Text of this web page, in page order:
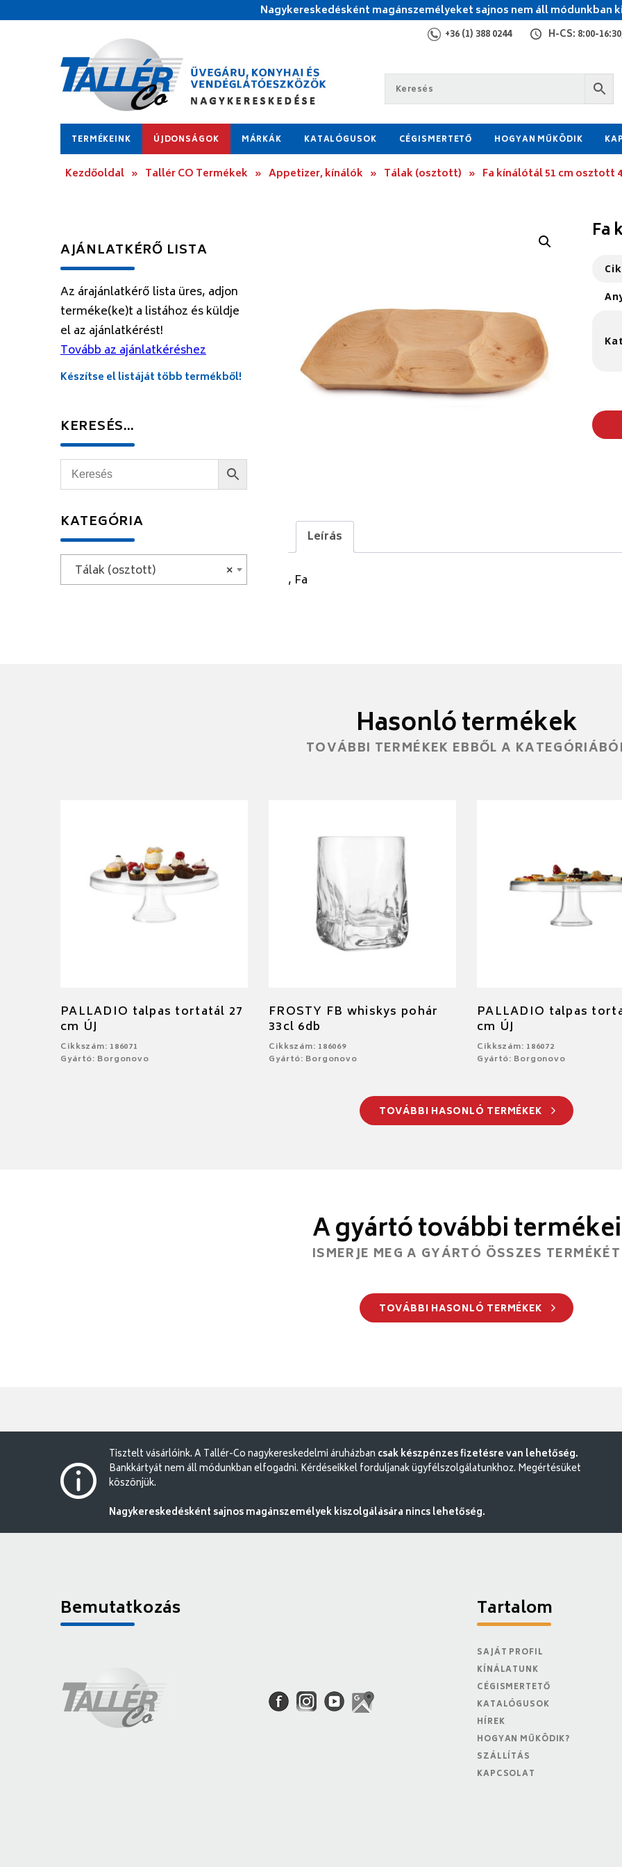
Nagykereskedésként magánszemélyeket sajnos nem áll módunkban
+36 (1) 388 0244 H-CS: 8:00-
TERMÉKEINK ÚJDONSÁGOK MÁRKÁK KATALÓGUSOK CÉGISMERTETŐ HOGYAN MŰKÖDIK
Kezdőoldal » Tallér CO Termékek » Appetizer, kínálók » Tálak (osztott) » Fa kínálótál 51 cm osztott
Fa
Leírás
, Fa
AJÁNLATKÉRŐ LISTA
Az árajánlatkérő lista üres, adjon
terméke(ke)t a listához és küldje
el az ajánlatkérést!
Tovább az ajánlatkéréshez
Készítse el listáját több termékből!
KERESÉS…
KATEGÓRIA
×
Tálak (osztott)
Hasonló termékek
TOVÁBBI TERMÉKEK EBBŐL A
PALLADIO talpas tortatál 27
cm ÚJ
Cikkszám: 186071
Gyártó: Borgonovo
FROSTY FB whiskys pohár
33cl 6db
Cikkszám: 186069
Gyártó: Borgonovo
PALLADIO talpas
cm ÚJ
Cikkszám: 186072
Gyártó: Borgonovo
TOVÁBBI HASONLÓ TERMÉKEK
A gyártó további termékei
ISMERJE MEG A GYÁRTÓ ÖSSZES TERMÉKÉT
TOVÁBBI HASONLÓ TERMÉKEK
Tisztelt vásárlóink. A Tallér-Co nagykereskedelmi áruházban csak készpénzes fizetésre van lehetőség.
Bankkártyát nem áll módunkban elfogadni. Kérdéseikkel forduljanak ügyfélszolgálatunkhoz. Megértésüket
köszönjük.
Nagykereskedésként sajnos magánszemélyek kiszolgálására nincs lehetőség.
Bemutatkozás Tartalom
SAJÁT PROFIL
KÍNÁLATUNK
CÉGISMERTETŐ
KATALÓGUSOK
HÍREK
HOGYAN MŰKÖDIK?
SZÁLLÍTÁS
KAPCSOLAT